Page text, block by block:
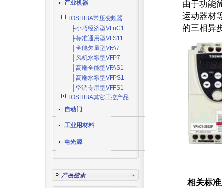
产业机器
TOSHIBA常压变频器
├小巧经济型VFnC1
├标准通用型VFS11
├全能矢量型VFA7
├风机水泵型VFP7
├高端全能型VFAS1
├高端水泵型VFPS1
├空调专用型VFFS1
TOSHIBA其它工控产品
自动门
工业用材料
电光源
由于功能
运动器材
的三相异
相关标